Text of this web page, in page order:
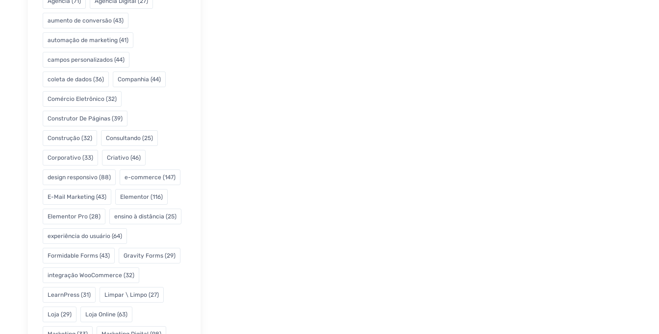
aumento de conversão (43)
automação de marketing (41)
campos personalizados (44)
coleta de dados (36) Companhia (44)
Comércio Eletrônico (32)
Construtor De Páginas (39)
Construção (32) Consultando (25)
Corporativo (33) Criativo (46)
design responsivo (88) e-commerce (147)
E-Mail Marketing (43) Elementor (116)
Elementor Pro (28) ensino à distância (25)
experiência do usuário (64)
Formidable Forms (43) Gravity Forms (29)
integração WooCommerce (32)
LearnPress (31) Limpar \ Limpo (27)
Loja (29) Loja Online (63)